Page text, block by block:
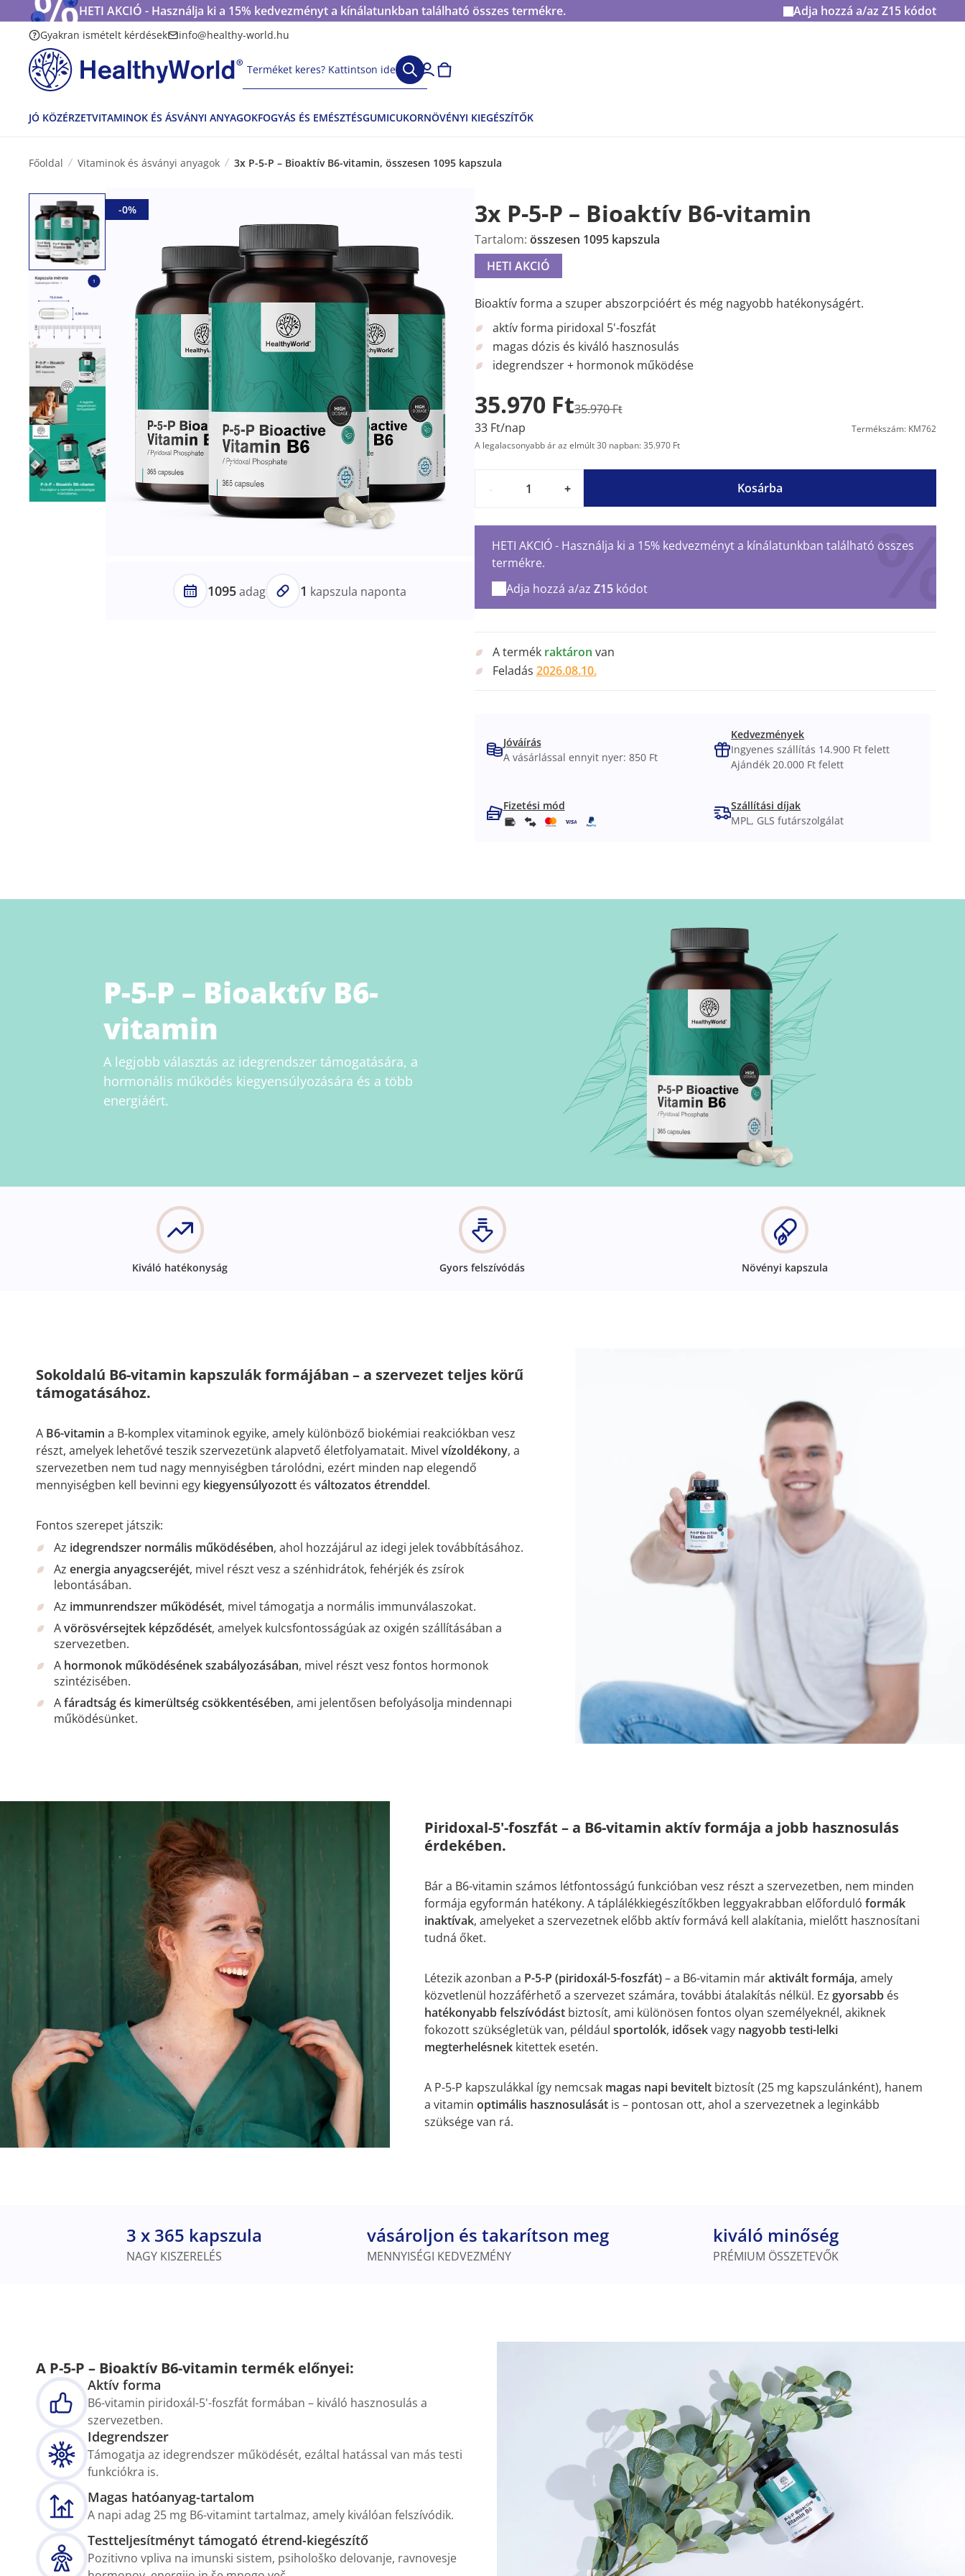
HETI AKCIÓ - Használja ki a 15% kedvezményt a kínálatunkban található összes termékre. Adja hozzá a/az Z15 kódot
Gyakran ismételt kérdések info@healthy-world.hu
Terméket keres? Kattintson ide
JÓ KÖZÉRZETVITAMINOK ÉS ÁSVÁNYI ANYAGOKFOGYÁS ÉS EMÉSZTÉSGUMICUKORNÖVÉNYI KIEGÉSZÍTŐK
Főoldal Vitaminok és ásványi anyagok 3x P-5-P – Bioaktív B6-vitamin, összesen 1095 kapszula
-0%
1095adag 1 kapszula naponta
3x P-5-P – Bioaktív B6-vitamin
Tartalom: összesen 1095 kapszula
HETI AKCIÓ
Bioaktív forma a szuper abszorpcióért és még nagyobb hatékonyságért.
aktív forma piridoxal 5'-foszfát
magas dózis és kiváló hasznosulás
idegrendszer + hormonok működése
35.970 Ft35.970 Ft
33 Ft/nap
Termékszám: KM762
A legalacsonyabb ár az elmúlt 30 napban: 35.970 Ft
+ Kosárba
HETI AKCIÓ - Használja ki a 15% kedvezményt a kínálatunkban található összes
termékre.
Adja hozzá a/az Z15kódot
A termék raktáron van
Feladás 2026.08.10.
Jóváírás
A vásárlással ennyit nyer: 850 Ft
Kedvezmények
Ingyenes szállítás 14.900 Ft felett
Ajándék 20.000 Ft felett
Fizetési mód
Szállítási díjak
MPL, GLS futárszolgálat
P-5-P – Bioaktív B6-
vitamin
A legjobb választás az idegrendszer támogatására, a
hormonális működés kiegyensúlyozására és a több
energiáért.
Kiváló hatékonyság Gyors felszívódás Növényi kapszula
Sokoldalú B6-vitamin kapszulák formájában – a szervezet teljes körű
támogatásához.
A B6-vitamin a B-komplex vitaminok egyike, amely különböző biokémiai reakciókban vesz
részt, amelyek lehetővé teszik szervezetünk alapvető életfolyamatait. Mivel vízoldékony, a
szervezetben nem tud nagy mennyiségben tárolódni, ezért minden nap elegendő
mennyiségben kell bevinni egy kiegyensúlyozott és változatos étrenddel.
Fontos szerepet játszik:
Az idegrendszer normális működésében, ahol hozzájárul az idegi jelek továbbításához.
Az energia anyagcseréjét, mivel részt vesz a szénhidrátok, fehérjék és zsírok
lebontásában.
Az immunrendszer működését, mivel támogatja a normális immunválaszokat.
Avörösvérsejtek képződését, amelyek kulcsfontosságúak az oxigén szállításában a
szervezetben.
A hormonok működésének szabályozásában, mivel részt vesz fontos hormonok
szintézisében.
Afáradtság és kimerültség csökkentésében, ami jelentősen befolyásolja mindennapi
működésünket.
Piridoxal-5'-foszfát – a B6-vitamin aktív formája a jobb hasznosulás
érdekében.
Bár a B6-vitamin számos létfontosságú funkcióban vesz részt a szervezetben, nem minden
formája egyformán hatékony. A táplálékkiegészítőkben leggyakrabban előfordulóformák
inaktívak, amelyeket a szervezetnek előbb aktív formává kell alakítania, mielőtt hasznosítani
tudná őket.
Létezik azonban a P-5-P (piridoxál-5-foszfát)– a B6-vitamin máraktivált formája, amely
közvetlenül hozzáférhető a szervezet számára, további átalakítás nélkül. Ezgyorsabb és
hatékonyabb felszívódást biztosít, ami különösen fontos olyan személyeknél, akiknek
fokozott szükségletük van, példáulsportolók, idősekvagy nagyobb testi-lelki
megterhelésnek kitettek esetén.
A P-5-P kapszulákkal így nemcsak magas napi bevitelt biztosít (25 mg kapszulánként), hanem
a vitaminoptimális hasznosulását is – pontosan ott, ahol a szervezetnek a leginkább
szüksége van rá.
3 x 365 kapszula
NAGY KISZERELÉS
vásároljon és takarítson meg
MENNYISÉGI KEDVEZMÉNY
kiváló minőség
PRÉMIUM ÖSSZETEVŐK
A P-5-P – Bioaktív B6-vitamin termék előnyei:
Aktív forma
B6-vitamin piridoxál-5'-foszfát formában – kiváló hasznosulás a
szervezetben.
Idegrendszer
Támogatja az idegrendszer működését, ezáltal hatással van más testi
funkciókra is.
Magas hatóanyag-tartalom
A napi adag 25 mg B6-vitamint tartalmaz, amely kiválóan felszívódik.
Testteljesítményt támogató étrend-kiegészítő
Pozitivno vpliva na imunski sistem, psihološko delovanje, ravnovesje